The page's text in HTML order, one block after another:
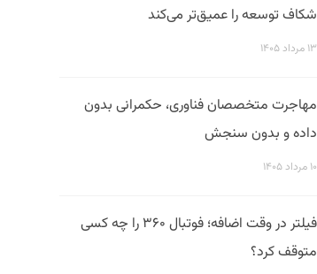
شکاف توسعه را عمیق‌تر می‌کند
۱۳ مرداد ۱۴۰۵
مهاجرت متخصصان فناوری، حکمرانی بدون
داده و بدون سنجش
۱۰ مرداد ۱۴۰۵
فیلتر در وقت اضافه؛ فوتبال ۳۶۰ را چه کسی
متوقف کرد؟